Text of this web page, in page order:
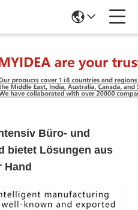
Büro- und
bietet Lösungen aus
Hand